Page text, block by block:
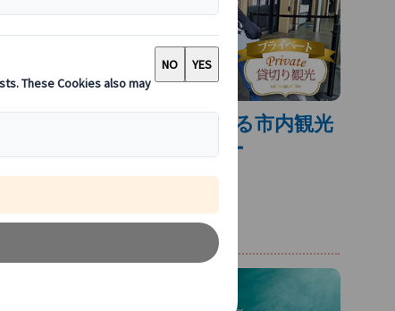
映画ロケ地を巡る市内観光
ツアー